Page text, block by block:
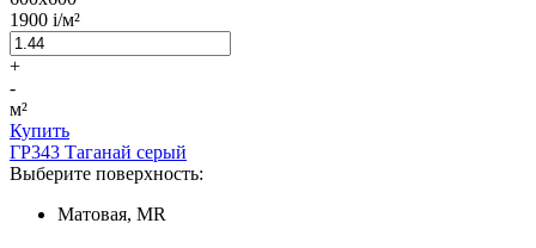
1900 i/м²
+
-
м²
Купить
ГР343 Таганай серый
Выберите поверхность:
Матовая, MR